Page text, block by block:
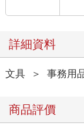
詳細資料
文具 ＞ 事務用
商品評價